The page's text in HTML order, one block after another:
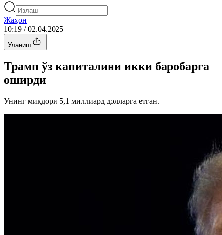
Жаҳон
10:19 / 02.04.2025
Уланиш
Трамп ўз капиталини икки баробарга
оширди
Унинг миқдори 5,1 миллиард долларга етган.